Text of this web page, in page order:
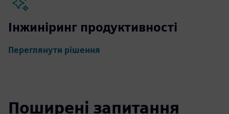
Інжиніринг продуктивності
Переглянути рішення
Поширені запитання